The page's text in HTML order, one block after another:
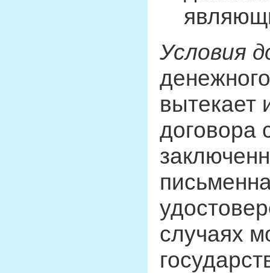
Условия
вытекает
договора
случаях